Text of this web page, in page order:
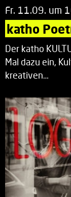
Fr. 11.09. um
katho
Der katho
Mal dazu ein,
kreativen…